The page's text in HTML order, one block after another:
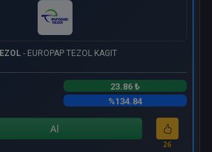
- EUROPAP TEZOL KAGIT
23.86 ₺
%134.84
Al
26